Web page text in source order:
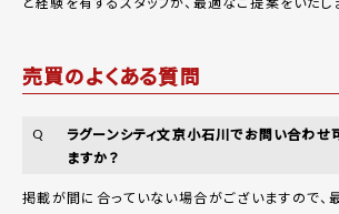
売買のよくある質問
Q
ラグーンシティ文京小石川でお問い合わせ
ますか？
掲載が間に合っていない場合がございますので、